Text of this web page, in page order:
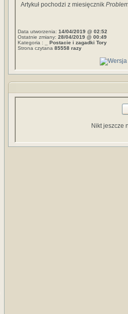
Artykuł pochodzi z miesięcznik
Data utworzenia: 14/04/2019 @ 02:52
Ostatnie zmiany: 28/04/2019 @ 00:49
Kategoria :
_ Postacie i zagadki Tory
Strona czytana 85558 razy
Nikt jeszcze